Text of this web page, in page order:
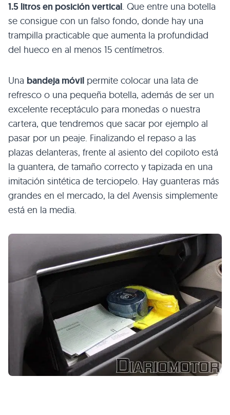
1.5 litros en posición vertical. Que entre una botella
se consigue con un falso fondo, donde hay una
trampilla practicable que aumenta la profundidad
del hueco en al menos 15 centímetros.
Una bandeja móvil permite colocar una lata de
refresco o una pequeña botella, además de ser un
excelente receptáculo para monedas o nuestra
cartera, que tendremos que sacar por ejemplo al
pasar por un peaje. Finalizando el repaso a las
plazas delanteras, frente al asiento del copiloto está
la guantera, de tamaño correcto y tapizada en una
imitación sintética de terciopelo. Hay guanteras más
grandes en el mercado, la del Avensis simplemente
está en la media.